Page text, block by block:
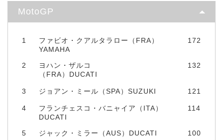
MotoGP
1
ファビオ・クアルタラロー（FRA）
YAMAHA
172
2
ヨハン・ザルコ
（FRA）DUCATI
132
3 ジョアン・ミール（SPA）SUZUKI 121
4
フランチェスコ・バニャイア（ITA）
DUCATI
114
5 ジャック・ミラー（AUS）DUCATI 100